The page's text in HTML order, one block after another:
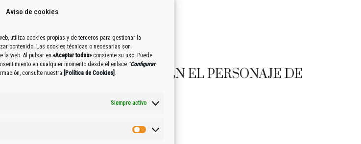
Aviso de cookies
utiliza cookies propias y de terceros para gestionar la
contenido. Las cookies técnicas o necesarias son
la web. Al pulsar en «Aceptar todas»consiente su uso. Puede
en cualquier momento desde el enlace "Configurar
consulte nuestra Política de Cookies]
Siempre activo
CIUDAD DE VENECIA Y EN EL PERSONAJE DE
verde, mostaza, rojo y chocolate.